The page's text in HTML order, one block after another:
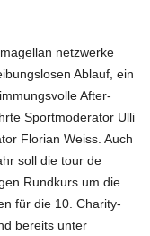
netzwerke
Ablauf, ein
After-
Sportmoderator Ulli
Florian Weiss. Auch
soll die tour de
Rundkurs um die
für die 10. Charity-
bereits unter